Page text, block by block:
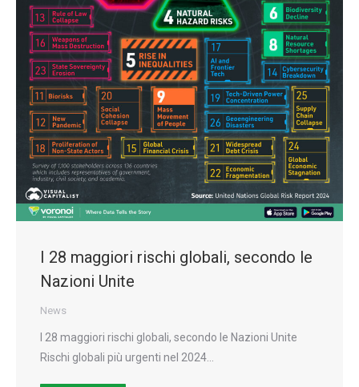
I 28 maggiori rischi globali, secondo le
Nazioni Unite
News
I 28 maggiori rischi globali, secondo le Nazioni Unite
Rischi globali più urgenti nel 2024…